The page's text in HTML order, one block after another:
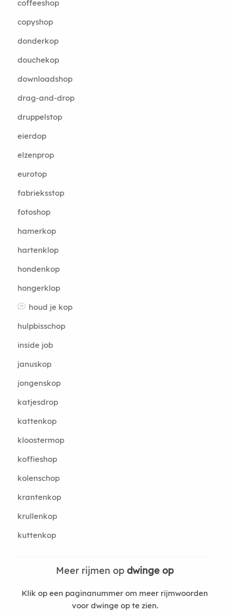
coffeeshop
copyshop
donderkop
douchekop
downloadshop
drag-and-drop
druppelstop
eierdop
elzenprop
eurotop
fabrieksstop
fotoshop
hamerkop
hartenklop
hondenkop
hongerklop
houd je kop
hulpbisschop
inside job
januskop
jongenskop
katjesdrop
kattenkop
kloostermop
koffieshop
kolenschop
krantenkop
krullenkop
kuttenkop
Meer rijmen opdwinge op
Klik op een paginanummer om meer rijmwoorden
voor dwinge op te zien.